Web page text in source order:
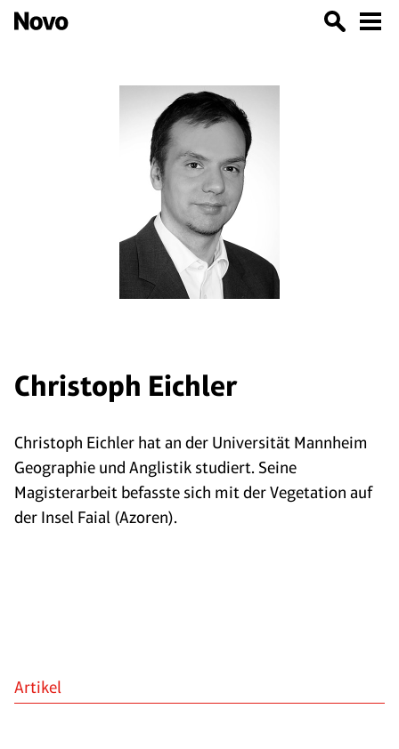
Christoph Eichler
Christoph Eichler hat an der Universität Mannheim
Geographie und Anglistik studiert. Seine
Magisterarbeit befasste sich mit der Vegetation auf
der Insel Faial (Azoren).
Artikel